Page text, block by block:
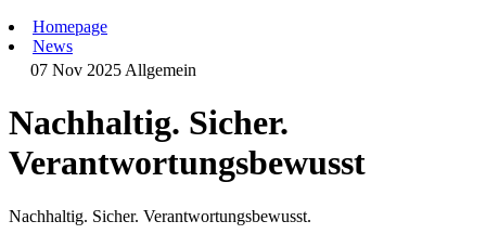
Homepage
News
07 Nov 2025 Allgemein
Nachhaltig. Sicher.
Verantwortungsbewusst
Nachhaltig. Sicher. Verantwortungsbewusst.